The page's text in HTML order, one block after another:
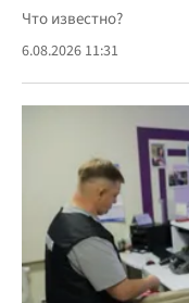
Что известно?
6.08.2026 11:31